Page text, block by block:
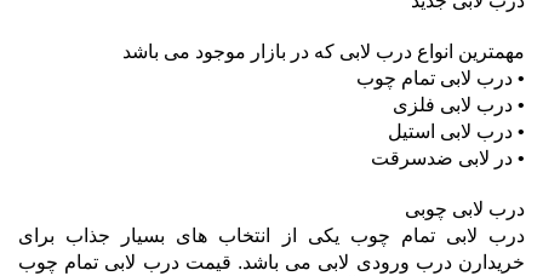
مهمترین انواع درب لابی که در بازار موجود می باشد
• درب لابی تمام چوب
• درب لابی فلزی
• درب لابی استیل
• در لابی ضدسرقت
درب لابی چوبی
درب لابی تمام چوب یکی از انتخاب های بسیار جذاب برای
خریدارن درب ورودی لابی می باشد. قیمت درب لابی تمام چوب